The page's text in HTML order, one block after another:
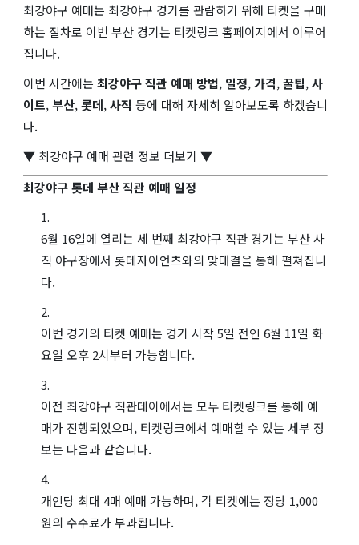
최강야구 예매는 최강야구 경기를 관람하기 위해 티켓을 구매
하는 절차로 이번 부산 경기는 티켓링크 홈페이지에서 이루어
집니다.
이번 시간에는 최강야구 직관 예매 방법, 일정,가격,꿀팁,사
이트,부산,롯데,사직 등에 대해 자세히 알아보도록 하겠습니
다.
▼ 최강야구 예매 관련 정보 더보기 ▼
최강야구 롯데 부산 직관 예매 일정
6월 16일에 열리는 세 번째 최강야구 직관 경기는 부산 사
직 야구장에서 롯데자이언츠와의 맞대결을 통해 펼쳐집니
다.
이번 경기의 티켓 예매는 경기 시작 5일 전인 6월 11일 화
요일 오후 2시부터 가능합니다.
이전 최강야구 직관데이에서는 모두 티켓링크를 통해 예
매가 진행되었으며, 티켓링크에서 예매할 수 있는 세부 정
보는 다음과 같습니다.
개인당 최대 4매 예매 가능하며, 각 티켓에는 장당 1,000
원의 수수료가 부과됩니다.